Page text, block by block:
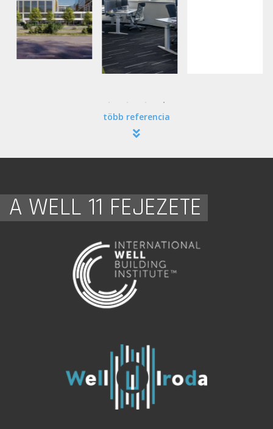
több referencia
A WELL 11 FEJEZETE